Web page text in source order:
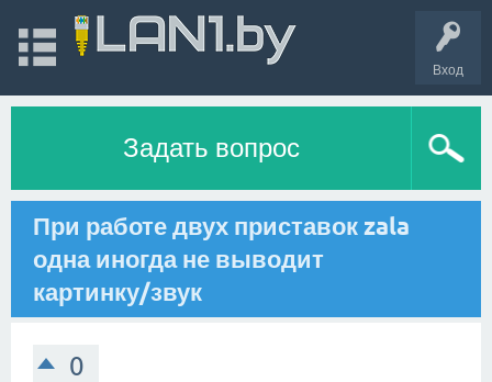
Вход
Задать вопрос
При работе двух приставок zala
одна иногда не выводит
картинку/звук
0